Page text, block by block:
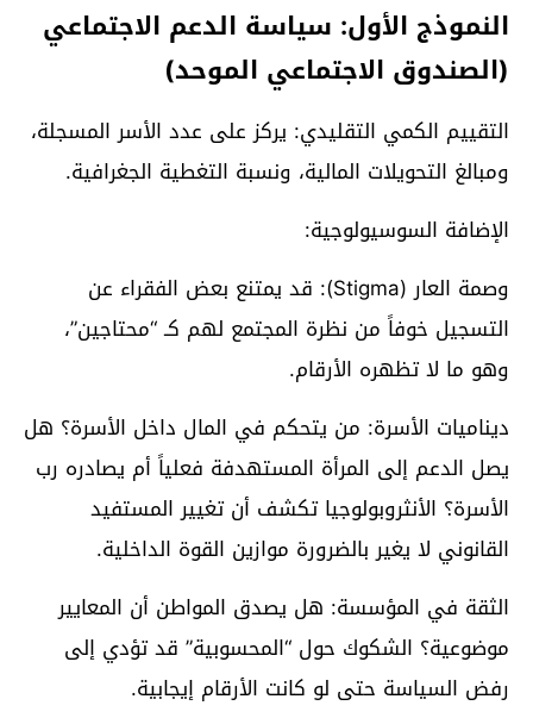
النموذج الأول: سياسة الدعم الاجتماعي
(الصندوق الاجتماعي الموحد)
التقييم الكمي التقليدي: يركز على عدد الأسر المسجلة،
ومبالغ التحويلات المالية، ونسبة التغطية الجغرافية.
الإضافة السوسيولوجية:
وصمة العار (Stigma): قد يمتنع بعض الفقراء عن
التسجيل خوفاً من نظرة المجتمع لهم كـ “محتاجين”،
وهو ما لا تظهره الأرقام.
ديناميات الأسرة: من يتحكم في المال داخل الأسرة؟ هل
يصل الدعم إلى المرأة المستهدفة فعلياً أم يصادره رب
الأسرة؟ الأنثروبولوجيا تكشف أن تغيير المستفيد
القانوني لا يغير بالضرورة موازين القوة الداخلية.
الثقة في المؤسسة: هل يصدق المواطن أن المعايير
موضوعية؟ الشكوك حول “المحسوبية” قد تؤدي إلى
رفض السياسة حتى لو كانت الأرقام إيجابية.